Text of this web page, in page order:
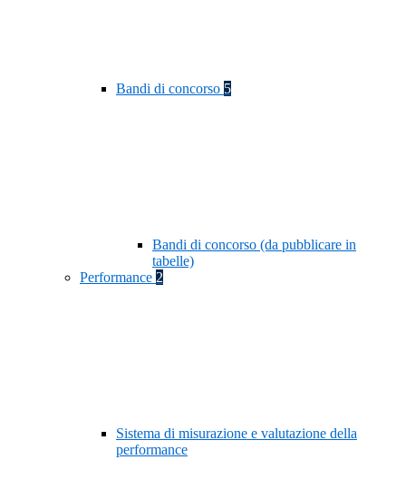
Bandi di concorso 5
Bandi di concorso (da pubblicare in
tabelle)
Performance 2
Sistema di misurazione e valutazione della
performance